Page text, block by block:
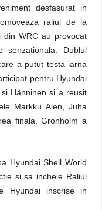
desfasurat in
raliul de la
din WRC au provocat
senzationala. Dublul
a putut testa iarna
pentru Hyundai
Hänninen si a reusit
Markku Alen, Juha
finala, Gronholm a
Hyundai Shell World
si sa incheie Raliul
Hyundai inscrise in